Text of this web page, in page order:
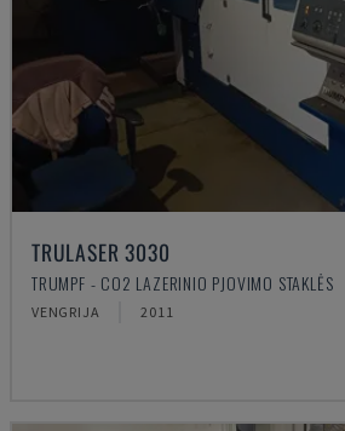
TRULASER 3030
TRUMPF - CO2 LAZERINIO PJOVIMO STAKLĖS
VENGRIJA 2011